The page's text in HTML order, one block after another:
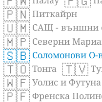
🇵🇳 Питкайрн
🇺🇲 САЩ - външни
🇲🇵 Северни
🇸🇧 Соломонови О-
🇹🇴 Тонга 🇹🇻
🇼🇫 Уолис и Футуна
🇵🇫 Френска